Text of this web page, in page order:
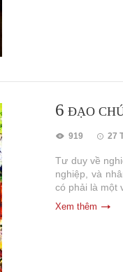
6 ĐẠO
919 27
Tư duy về
nghiệp, và
có phải là một
Xem thêm